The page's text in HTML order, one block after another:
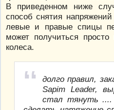
В приведенном ниже
способ снятия
левые и правые спицы
может получиться просто
колеса.
долго правил,
Sapim Leader,
стал тянуть